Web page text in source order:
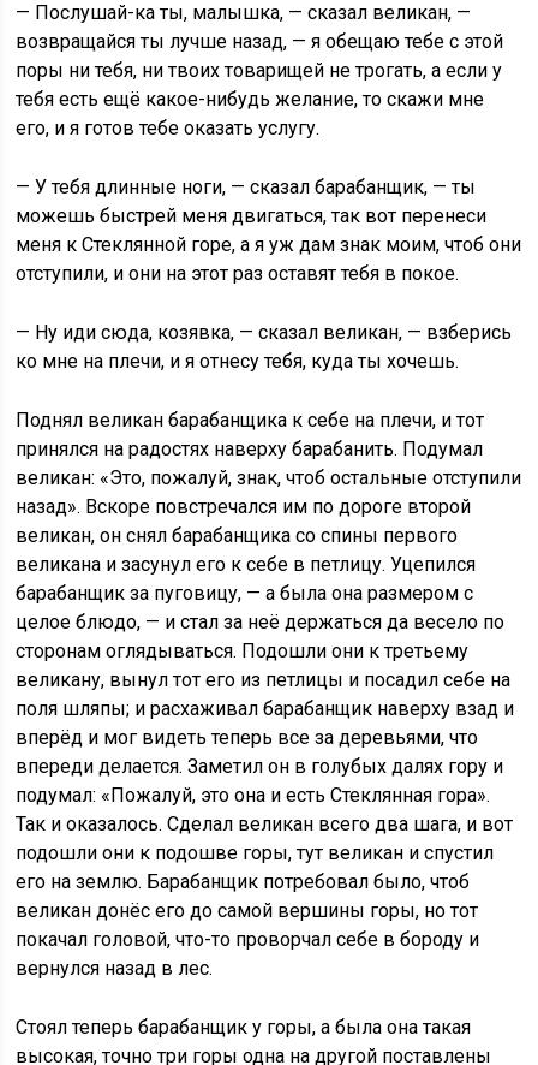
— Послушай-ка ты, малышка, — сказал великан, —
возвращайся ты лучше назад, — я обещаю тебе с этой
поры ни тебя, ни твоих товарищей не трогать, а если у
тебя есть ещё какое-нибудь желание, то скажи мне
его, и я готов тебе оказать услугу.
— У тебя длинные ноги, — сказал барабанщик, — ты
можешь быстрей меня двигаться, так вот перенеси
меня к Стеклянной горе, а я уж дам знак моим, чтоб они
отступили, и они на этот раз оставят тебя в покое.
— Ну иди сюда, козявка, — сказал великан, — взберись
ко мне на плечи, и я отнесу тебя, куда ты хочешь.
Поднял великан барабанщика к себе на плечи, и тот
принялся на радостях наверху барабанить. Подумал
великан: «Это, пожалуй, знак, чтоб остальные отступили
назад». Вскоре повстречался им по дороге второй
великан, он снял барабанщика со спины первого
великана и засунул его к себе в петлицу. Уцепился
барабанщик за пуговицу, — а была она размером с
целое блюдо, — и стал за неё держаться да весело по
сторонам оглядываться. Подошли они к третьему
великану, вынул тот его из петлицы и посадил себе на
поля шляпы; и расхаживал барабанщик наверху взад и
вперёд и мог видеть теперь все за деревьями, что
впереди делается. Заметил он в голубых далях гору и
подумал: «Пожалуй, это она и есть Стеклянная гора».
Так и оказалось. Сделал великан всего два шага, и вот
подошли они к подошве горы, тут великан и спустил
его на землю. Барабанщик потребовал было, чтоб
великан донёс его до самой вершины горы, но тот
покачал головой, что-то проворчал себе в бороду и
вернулся назад в лес.
Стоял теперь барабанщик у горы, а была она такая
высокая, точно три горы одна на другой поставлены